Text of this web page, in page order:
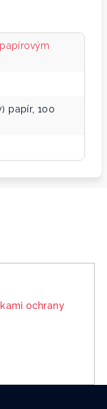
papír, 100
ochrany